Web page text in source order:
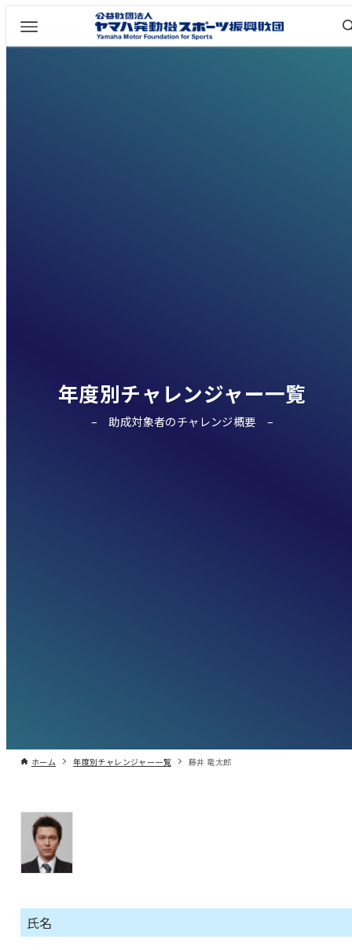
年度別チャレンジャー一覧
助成対象者のチャレンジ概要
ホーム 年度別チャレンジャー一覧 藤井 竜太郎
氏名